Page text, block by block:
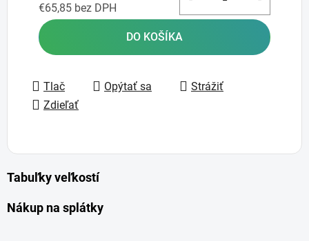
€65,85 bez DPH
Jednotková cena:
DO KOŠÍKA
Tlač Opýtať sa
Strážiť
Zdieľať
Tabuľky veľkostí
Nákup na splátky